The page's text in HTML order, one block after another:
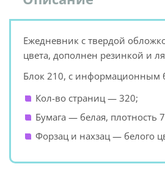
Ежедневник с твердой
цвета, дополнен резинкой и
Блок 210, с информационным
Кол-во страниц — 320;
Бумага — белая, плотность
Форзац и нахзац — белого